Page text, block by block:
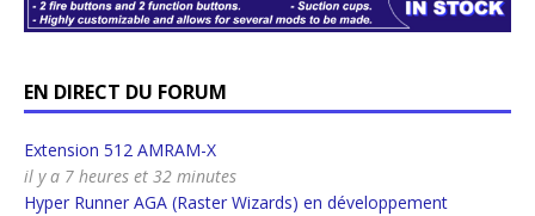
EN DIRECT DU FORUM
Extension 512 AMRAM-X
il y a 7 heures et 32 minutes
Hyper Runner AGA (Raster Wizards) en développement